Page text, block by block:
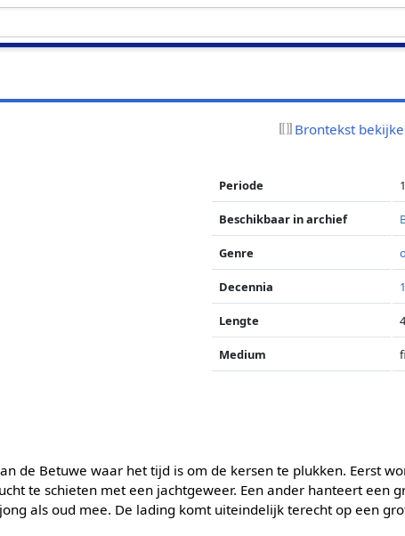
Brontekst
Periode
Beschikbaar in archief
Genre
Decennia
Lengte
Medium
de Betuwe waar het tijd is om de kersen te plukken. Eerst
te schieten met een jachtgeweer. Een ander hanteert een
als oud mee. De lading komt uiteindelijk terecht op een